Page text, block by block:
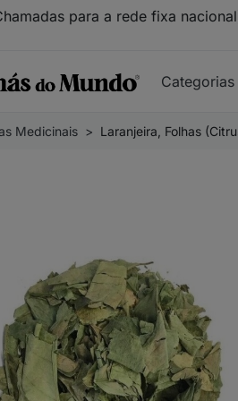
para a rede fixa
Categorias
Medicinais Laranjeira, Folhas